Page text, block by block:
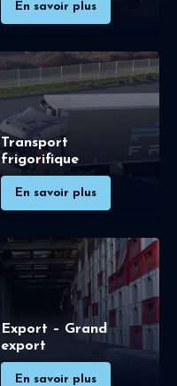
En savoir plus
Transport
frigorifique
En savoir plus
Export – Grand
export
En savoir plus